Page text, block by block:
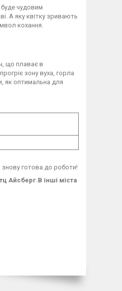
буде чудовим
А яку квітку зривають
кохання.
що плаває в
зону вуха, горла
як оптимальна для
знову готова до роботи!
Айсберг.В інші міста